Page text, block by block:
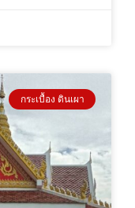
กระเบื้อง ดินเผา